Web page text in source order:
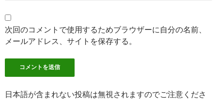
次回のコメントで使用するためブラウザーに自分の名前、
メールアドレス、サイトを保存する。
日本語が含まれない投稿は無視されますのでご注意くださ